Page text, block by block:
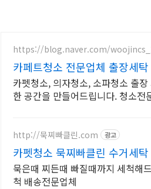
https://blog.naver.com/
카페트청소 전문업체 출장세
카펫청소, 의자청소, 소파청소 출
한 공간을 만들어드립니다. 청소
http://묵찌빠클린.com 광고
카펫청소 묵찌빠클린 수거세
묵은때 찌든때 빠질때까지 세척해
척 배송전문업체